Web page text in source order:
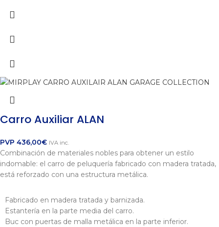
Carro Auxiliar ALAN
PVP 436,00€ IVA inc.
Combinación de materiales nobles para obtener un estilo
indomable: el carro de peluquería fabricado con madera tratada,
está reforzado con una estructura metálica.
Fabricado en madera tratada y barnizada.
Estantería en la parte media del carro.
Buc con puertas de malla metálica en la parte inferior.